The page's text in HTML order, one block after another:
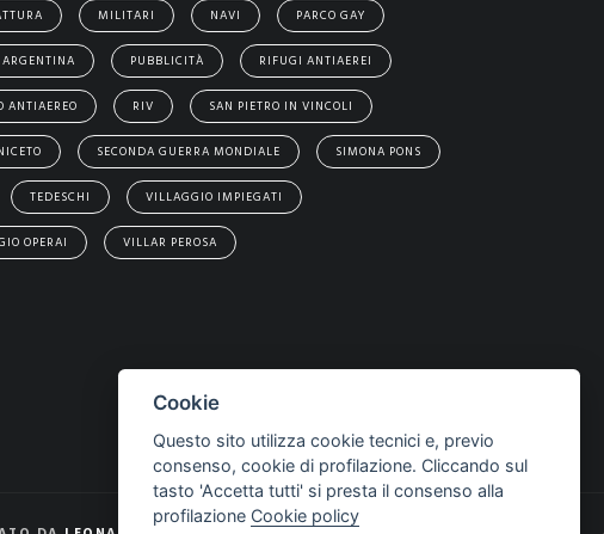
MILITARI NAVI PARCO GAY
ARGENTINA PUBBLICITÀ RIFUGI ANTIAEREI
ANTIAEREO RIV SAN PIETRO IN VINCOLI
SECONDA GUERRA MONDIALE SIMONA PONS
TEDESCHI VILLAGGIO IMPIEGATI
OPERAI VILLAR PEROSA
Cookie
Questo sito utilizza cookie tecnici e, previo
consenso, cookie di profilazione. Cliccando sul
tasto 'Accetta tutti' si presta il consenso alla
profilazione Cookie policy